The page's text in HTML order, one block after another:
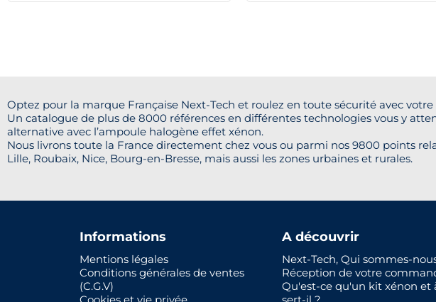
Optez pour la marque Française Next-Tech et roulez en toute sécurité avec
Un catalogue de plus de 8000 références en différentes technologies vous y
alternative avec l’ampoule halogène effet xénon.
Nous livrons toute la France directement chez vous ou parmi nos 9800 points
Lille, Roubaix, Nice, Bourg-en-Bresse, mais aussi les zones urbaines et rurales.
Informations
Mentions légales
Conditions générales de ventes
(C.G.V)
A découvrir
Next-Tech, Qui sommes-
Réception de votre
Qu'est-ce qu'un kit xénon et